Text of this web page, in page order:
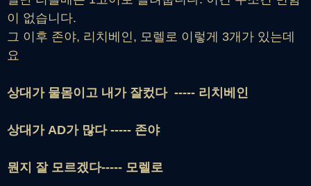
이 없습니다.
그 이후 존야, 리치베인, 모렐로 이렇게 3개가 있는데
요
상대가 물몸이고 내가 잘컸다 ----- 리치베인
상대가 AD가 많다 ----- 존야
뭔지 잘 모르겠다----- 모렐로